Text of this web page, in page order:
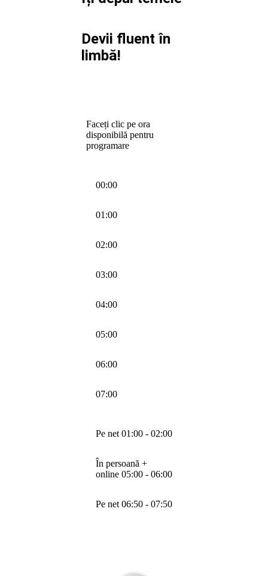
Devii fluent în
limbă!
Faceți clic pe ora
disponibilă pentru
programare
00:00
01:00
02:00
03:00
04:00
05:00
06:00
07:00
Pe net 01:00 - 02:00
În persoană +
online 05:00 - 06:00
Pe net 06:50 - 07:50